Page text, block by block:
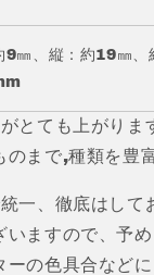
9㎜、縦：約19㎜、
とても上がりま
まで,種類を豊
一、徹底はして
ますので、予
の色具合など